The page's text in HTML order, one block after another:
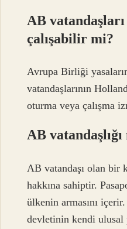
AB
çalışabilir mi?
Avrupa Birliği
vatandaşlarının
oturma veya çalışma
AB
AB vatandaşı olan bir
hakkına sahiptir.
ülkenin armasını
devletinin kendi ulusal